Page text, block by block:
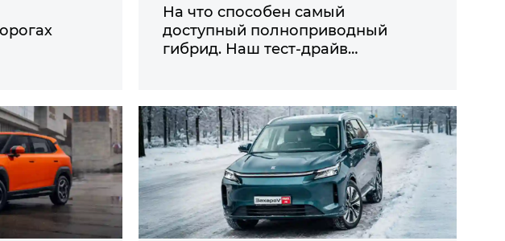
На что способен самый
доступный полноприводный
гибрид. Наш тест-драйв